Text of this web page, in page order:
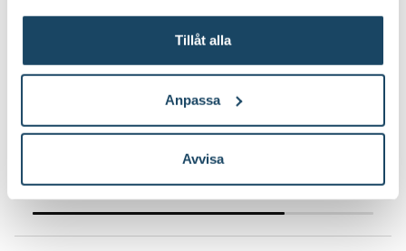
Tillåt alla
Anpassa
Avvisa
Rododendron - plantera
Du som vill ha en buske med fantastisk
blomning även i lite skuggigare läge och
snegla på rododendron. Följ våra steg
för steg för en lyckad plantering.
Rhododendron
mest med sin
Egenskaper som